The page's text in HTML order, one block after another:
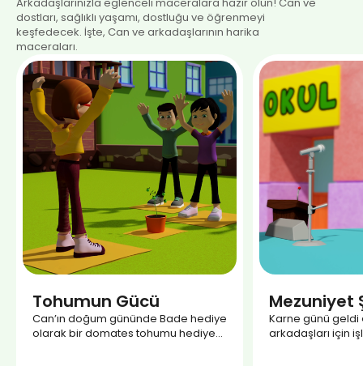
dostları, sağlıklı yaşamı, dostluğu ve öğrenmeyi
keşfedecek. İşte, Can ve arkadaşlarının harika
maceraları.
Tohumun Gücü
Can’ın doğum gününde Bade hediye
olarak bir domates tohumu hediye
Mezuniyet
Karne günü geldi
arkadaşları için